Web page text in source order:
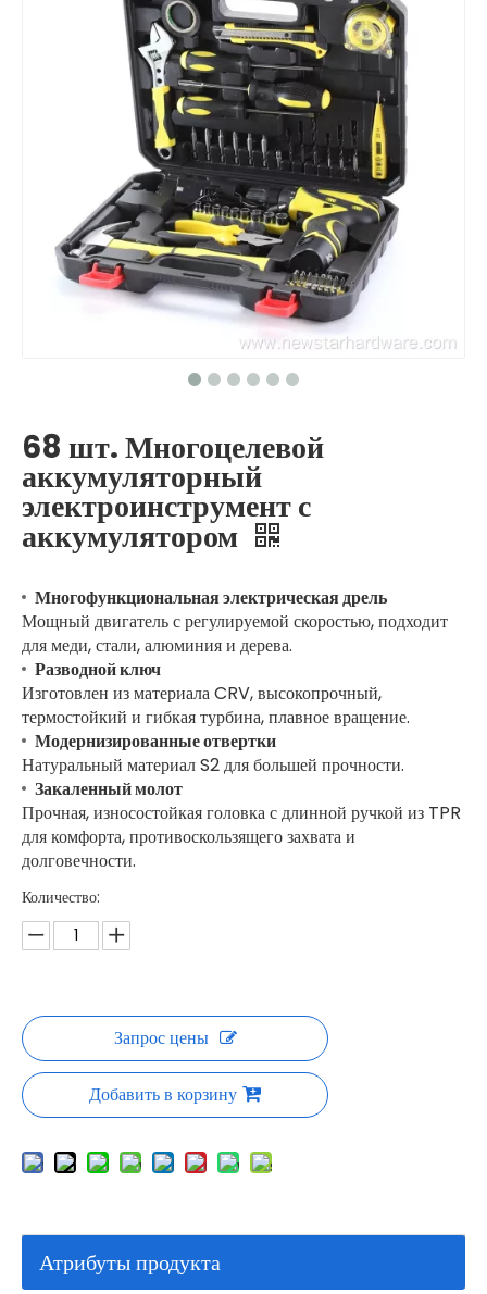
68 шт. Многоцелевой
аккумуляторный
электроинструмент с
аккумулятором
Многофункциональная электрическая дрель
Мощный двигатель с регулируемой скоростью, подходит
для меди, стали, алюминия и дерева.
Разводной ключ
Изготовлен из материала CRV, высокопрочный,
термостойкий и гибкая турбина, плавное вращение.
Модернизированные отвертки
Натуральный материал S2 для большей прочности.
Закаленный молот
Прочная, износостойкая головка с длинной ручкой из TPR
для комфорта, противоскользящего захвата и
долговечности.
Количество:
Запрос цены
Добавить в корзину
Атрибуты продукта